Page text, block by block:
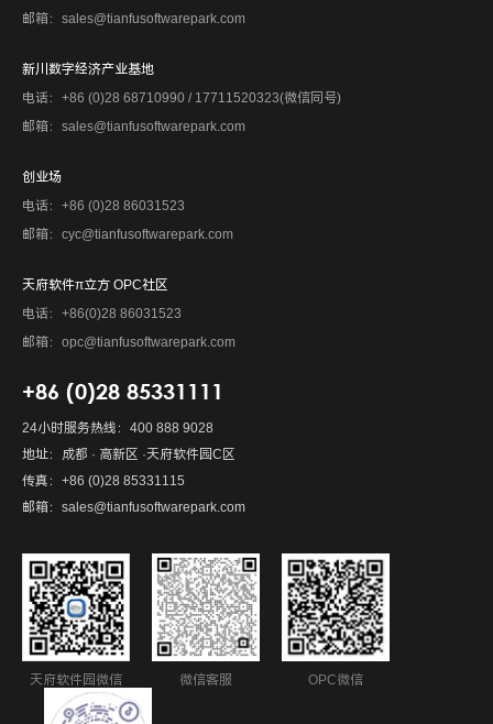
邮箱：sales@tianfusoftwarepark.com
新川数字经济产业基地
电话：+86 (0)28 68710990 / 17711520323(微信同号)
邮箱：sales@tianfusoftwarepark.com
创业场
电话：+86 (0)28 86031523
邮箱：cyc@tianfusoftwarepark.com
天府软件π立方 OPC社区
电话：+86(0)28 86031523
邮箱：opc@tianfusoftwarepark.com
+86 (0)28 85331111
24小时服务热线：400 888 9028
地址：成都 · 高新区 ·天府软件园C区
传真：+86 (0)28 85331115
邮箱：sales@tianfusoftwarepark.com
天府软件园微信 微信客服 OPC微信